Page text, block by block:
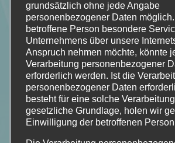
grundsätzlich ohne jede Angabe
personenbezogener Daten
betroffene Person besondere
Unternehmens über unsere
Anspruch nehmen möchte, könnte
Verarbeitung personenbezogener
erforderlich werden. Ist die
personenbezogener Daten
besteht für eine solche
gesetzliche Grundlage, holen wir
Einwilligung der betroffenen